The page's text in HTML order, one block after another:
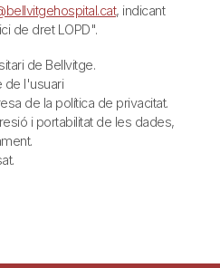
, indicant
de dret LOPD".
de Bellvitge.
de l'usuari
de la política de privacitat.
i portabilitat de les dades,